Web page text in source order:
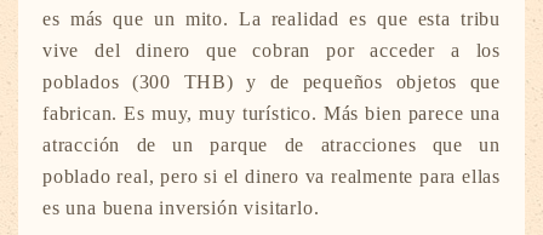
es más que un mito. La realidad es que esta tribu
vive del dinero que cobran por acceder a los
poblados (300 THB) y de pequeños objetos que
fabrican. Es muy, muy turístico. Más bien parece una
atracción de un parque de atracciones que un
poblado real, pero si el dinero va realmente para ellas
es una buena inversión visitarlo.